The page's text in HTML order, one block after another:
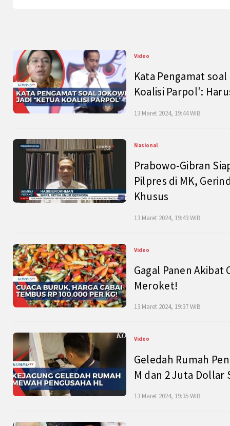
Video
Kata Pengamat
Koalisi Parpol':
13 Maret 2024, 19:44 WIB
Nasional
Prabowo-Gibran
Pilpres di MK,
Khusus
13 Maret 2024, 19:43 WIB
Video
Gagal Panen Akibat
Meroket!
13 Maret 2024, 19:37 WIB
Video
Geledah Rumah
M dan 2 Juta Dollar
13 Maret 2024, 19:35 WIB